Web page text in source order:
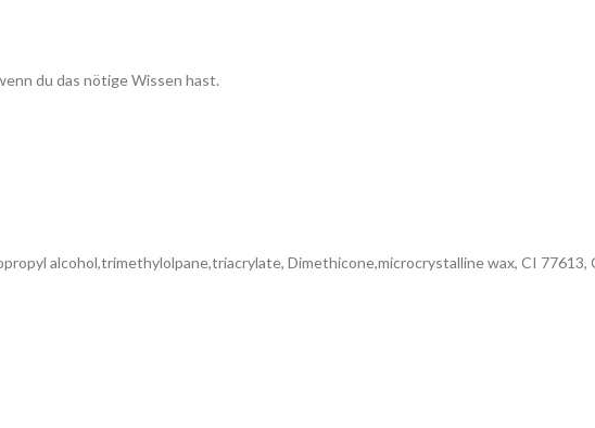
du das nötige Wissen hast.
alcohol,trimethylolpane,triacrylate, Dimethicone,microcrystalline wax, CI 77613,